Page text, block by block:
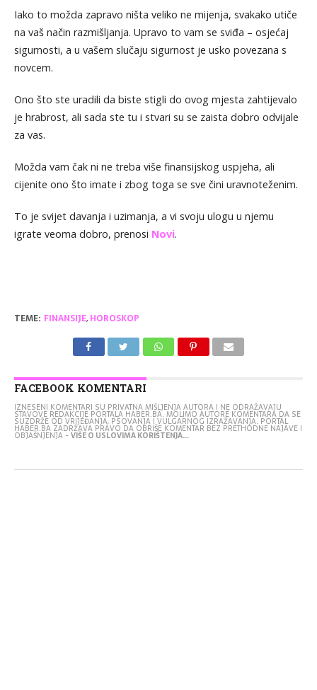
Iako to možda zapravo ništa veliko ne mijenja, svakako utiče
na vaš način razmišljanja. Upravo to vam se sviđa – osjećaj
sigurnosti, a u vašem slučaju sigurnost je usko povezana s
novcem.
Ono što ste uradili da biste stigli do ovog mjesta zahtijevalo
je hrabrost, ali sada ste tu i stvari su se zaista dobro odvijale
za vas.
Možda vam čak ni ne treba više finansijskog uspjeha, ali
cijenite ono što imate i zbog toga se sve čini uravnoteženim.
To je svijet davanja i uzimanja, a vi svoju ulogu u njemu
igrate veoma dobro, prenosi Novi.
TEME: FINANSIJE, HOROSKOP
FACEBOOK KOMENTARI
IZNESENI KOMENTARI SU PRIVATNA MIŠLJENJA AUTORA I NE ODRAŽAVAJU
STAVOVE REDAKCIJE PORTALA HABER.BA. MOLIMO AUTORE KOMENTARA DA SE
SUZDRŽE OD VRIJEĐANJA, PSOVANJA I VULGARNOG IZRAŽAVANJA. PORTAL
HABER.BA ZADRŽAVA PRAVO DA OBRIŠE KOMENTAR BEZ PRETHODNE NAJAVE I
OBJAŠNJENJA -VIŠE O USLOVIMA KORIŠTENJA...